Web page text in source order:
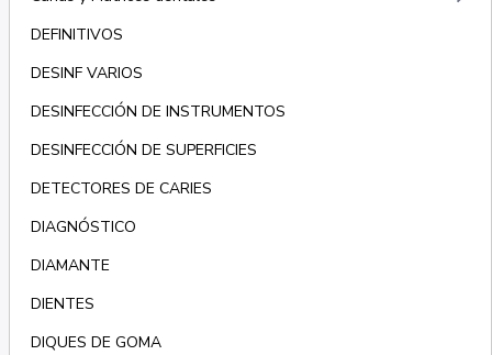
DEFINITIVOS
DESINF VARIOS
DESINFECCIÓN DE INSTRUMENTOS
DESINFECCIÓN DE SUPERFICIES
DETECTORES DE CARIES
DIAGNÓSTICO
DIAMANTE
DIENTES
DIQUES DE GOMA